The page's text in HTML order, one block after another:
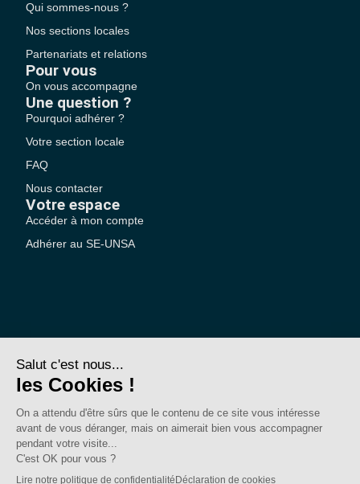
Qui sommes-nous ?
Nos sections locales
Partenariats et relations
Pour vous
On vous accompagne
Une question ?
Pourquoi adhérer ?
Votre section locale
FAQ
Nous contacter
Votre espace
Accéder à mon compte
Adhérer au SE-UNSA
SE-Unsa est un syndicat de l’UNSA